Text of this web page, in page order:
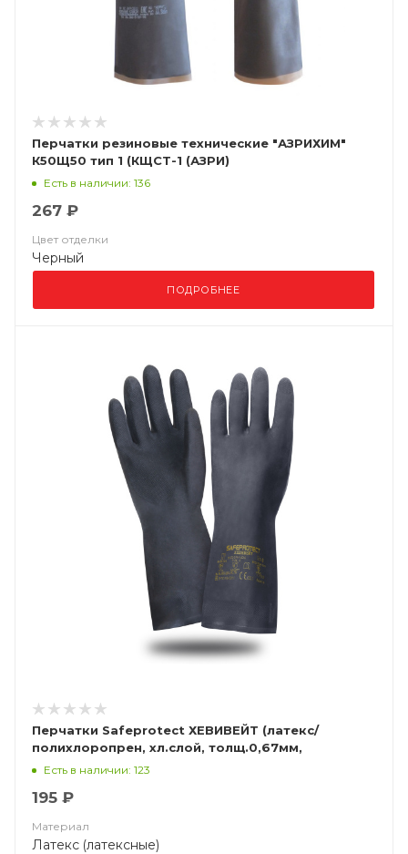
Перчатки резиновые технические "АЗРИХИМ"
К50Щ50 тип 1 (КЩСТ-1 (АЗРИ)
Есть в наличии: 136
267 ₽
Цвет отделки
Черный
ПОДРОБНЕЕ
Перчатки Safeprotect ХЕВИВЕЙТ (латекс/
полихлоропрен, хл.слой, толщ.0,67мм,
дл.320мм)
Есть в наличии: 123
195 ₽
Материал
Латекс (латексные)